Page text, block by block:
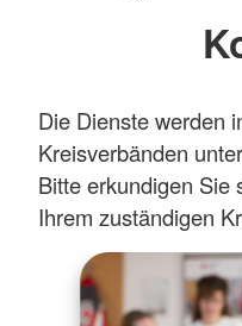
Die Dienste werden
Kreisverbänden
Bitte erkundigen Sie
Ihrem zuständigen